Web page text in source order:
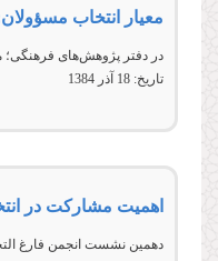
معیار انتخاب
در دفتر پژوهش‌های
تاریخ: 18 آذر 1384
اهمیت مشارکت در
دهمین نشست انجمن فارغ‌‌